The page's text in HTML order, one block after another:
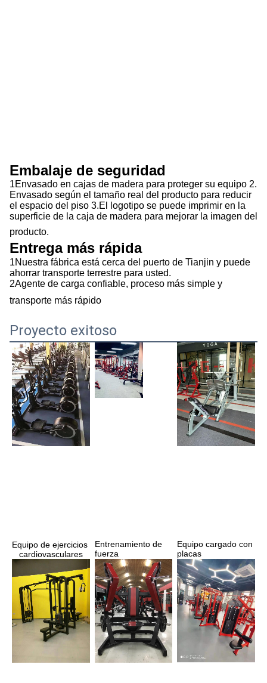
Embalaje de seguridad
1Envasado en cajas de madera para proteger su equipo 2.
Envasado según el tamaño real del producto para reducir
el espacio del piso 3.El logotipo se puede imprimir en la
superficie de la caja de madera para mejorar la imagen del
producto.
Entrega más rápida
1Nuestra fábrica está cerca del puerto de Tianjin y puede
ahorrar transporte terrestre para usted.
2Agente de carga confiable, proceso más simple y
transporte más rápido
Proyecto exitoso
Equipo de ejercicios
cardiovasculares
Entrenamiento de
fuerza
Equipo cargado con
placas